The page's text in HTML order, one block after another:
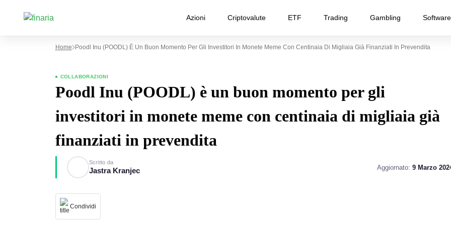
Azioni Criptovalute ETF Trading Gambling Software
Home Poodl Inu (POODL) È Un Buon Momento Per Gli Investitori In Monete Meme Con Centinaia Di Migliaia Già Finanziati In Prevendita
COLLABORAZIONI
Poodl Inu (POODL) è un buon momento per gli
investitori in monete meme con centinaia di migliaia già
finanziati in prevendita
Scritto da
Jastra Kranjec Aggiornato: 9 Marzo
Condividi